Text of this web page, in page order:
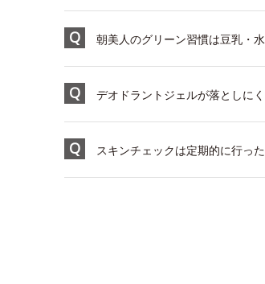
朝美人のグリーン習慣は豆乳・
デオドラントジェルが落としに
スキンチェックは定期的に行っ